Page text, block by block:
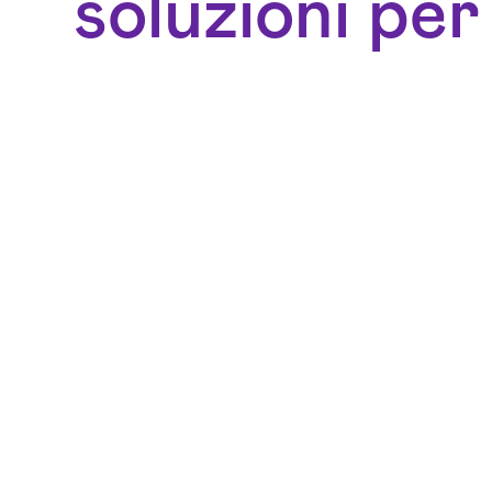
soluzioni